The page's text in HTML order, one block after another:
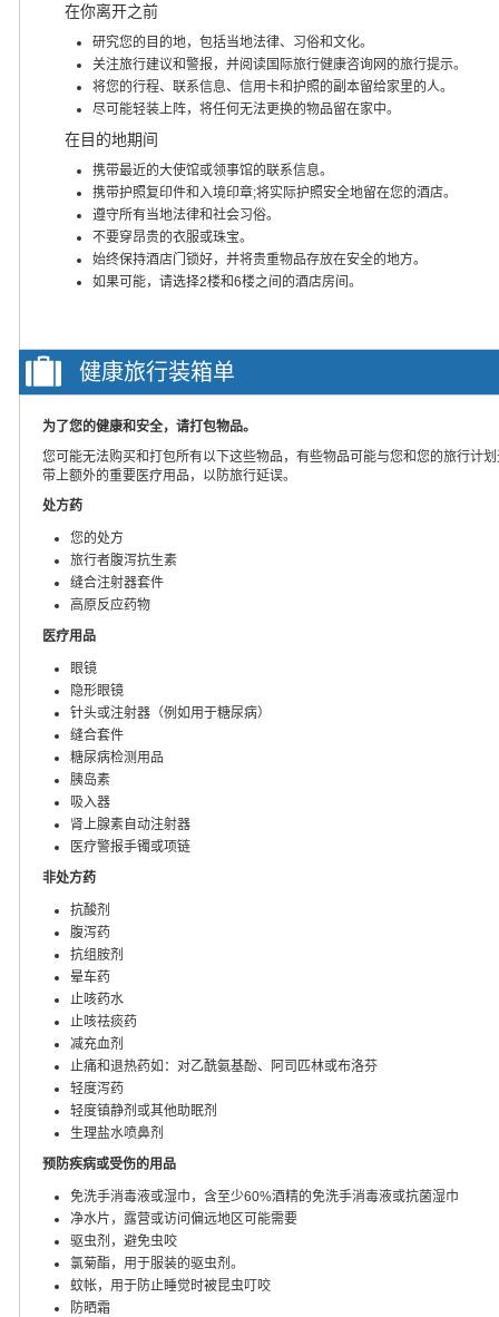
在你离开之前
研究您的目的地，包括当地法律、习俗和文化。
关注旅行建议和警报，并阅读国际旅行健康咨询网的旅行提示。
将您的行程、联系信息、信用卡和护照的副本留给家里的人。
尽可能轻装上阵，将任何无法更换的物品留在家中。
在目的地期间
携带最近的大使馆或领事馆的联系信息。
携带护照复印件和入境印章;将实际护照安全地留在您的酒店。
遵守所有当地法律和社会习俗。
不要穿昂贵的衣服或珠宝。
始终保持酒店门锁好，并将贵重物品存放在安全的地方。
如果可能，请选择2楼和6楼之间的酒店房间。
健康旅行装箱单
为了您的健康和安全，请打包物品。
您可能无法购买和打包所有以下这些物品，有些物品可能与您和您的旅行计
带上额外的重要医疗用品，以防旅行延误。
处方药
您的处方
旅行者腹泻抗生素
缝合注射器套件
高原反应药物
医疗用品
眼镜
隐形眼镜
针头或注射器（例如用于糖尿病）
缝合套件
糖尿病检测用品
胰岛素
吸入器
肾上腺素自动注射器
医疗警报手镯或项链
非处方药
抗酸剂
腹泻药
抗组胺剂
晕车药
止咳药水
止咳祛痰药
减充血剂
止痛和退热药如：对乙酰氨基酚、阿司匹林或布洛芬
轻度泻药
轻度镇静剂或其他助眠剂
生理盐水喷鼻剂
预防疾病或受伤的用品
免洗手消毒液或湿巾，含至少60%酒精的免洗手消毒液或抗菌湿巾
净水片，露营或访问偏远地区可能需要
驱虫剂，避免虫咬
氯菊酯，用于服装的驱虫剂。
蚊帐，用于防止睡觉时被昆虫叮咬
防晒霜